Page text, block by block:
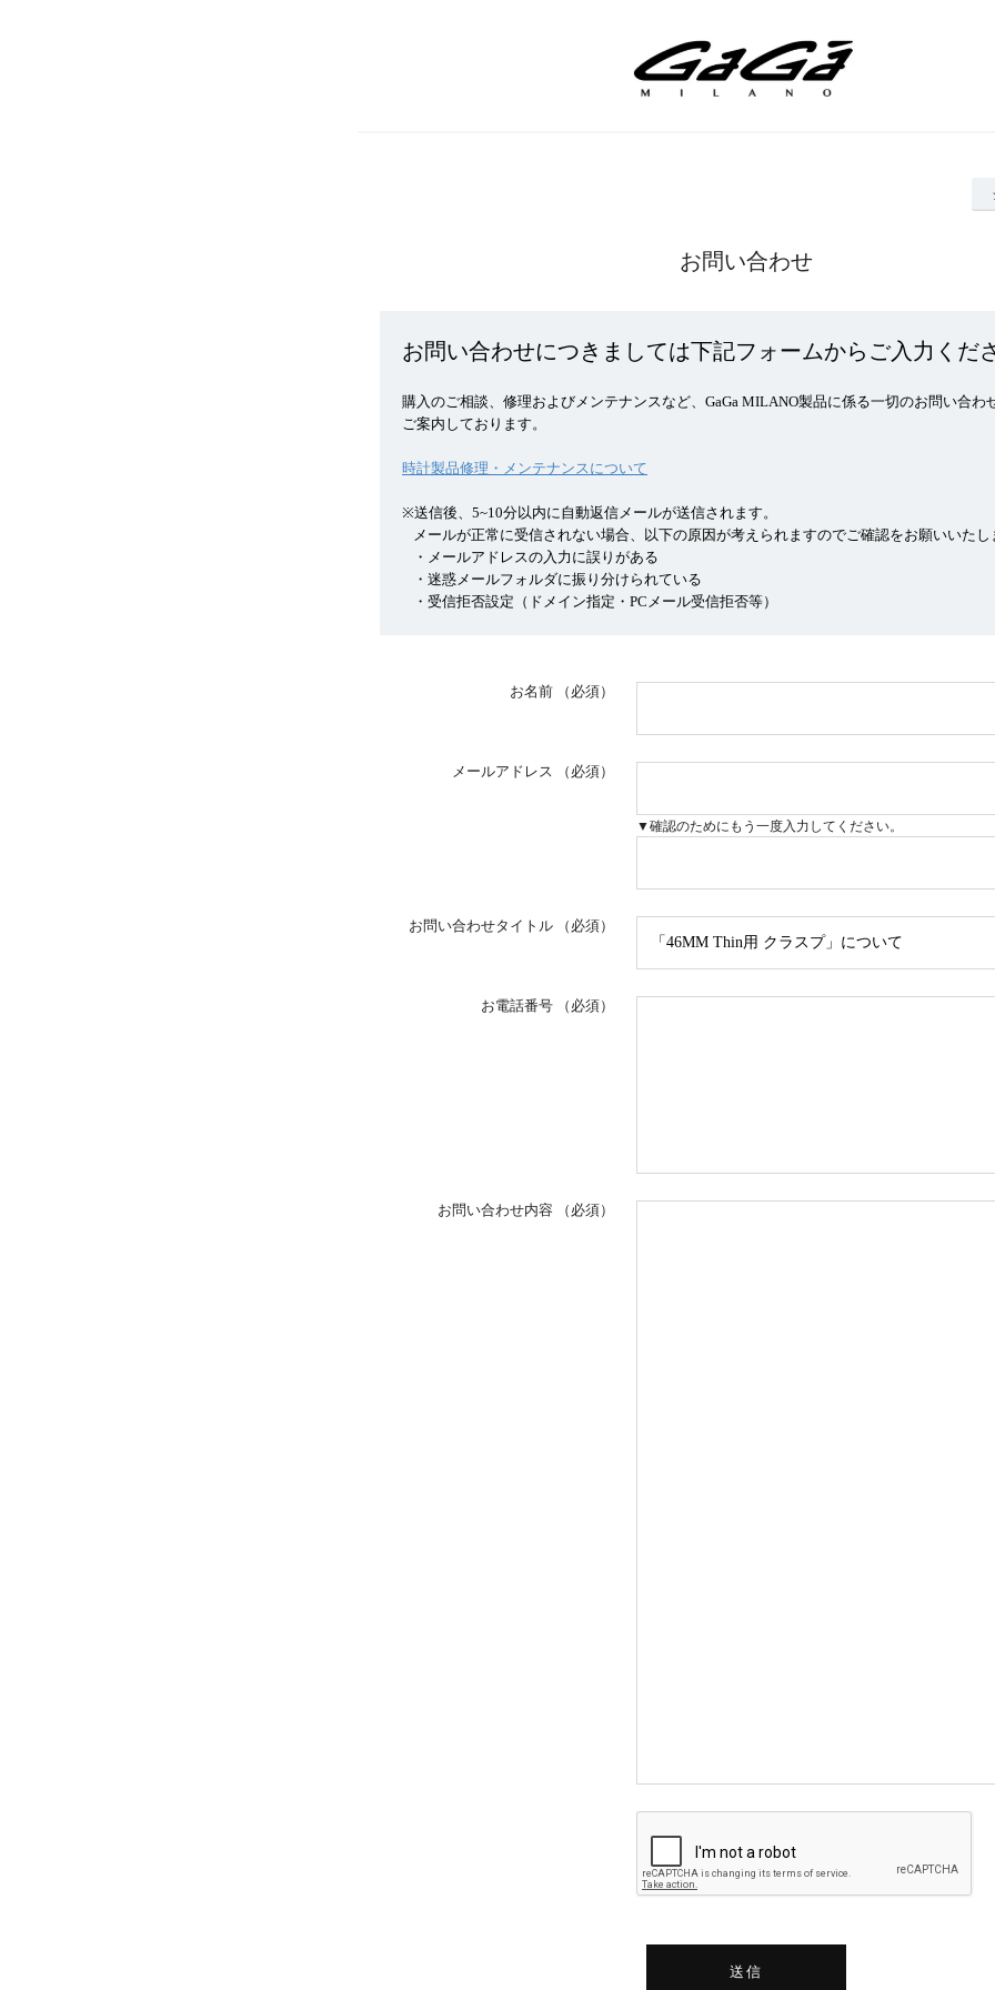
お問い合わせ
お問い合わせにつきましては下記フォームからご入力くだ
購入のご相談、修理およびメンテナンスなど、GaGa MILANO製品に係る一切のお問い合わ
ご案内しております。
時計製品修理・メンテナンスについて
※送信後、5~10分以内に自動返信メールが送信されます。
メールが正常に受信されない場合、以下の原因が考えられますのでご確認をお願いいたし
・メールアドレスの入力に誤りがある
・迷惑メールフォルダに振り分けられている
・受信拒否設定（ドメイン指定・PCメール受信拒否等）
お名前 （必須）
メールアドレス （必須）
▼確認のためにもう一度入力してください。
お問い合わせタイトル （必須）
お電話番号 （必須）
お問い合わせ内容 （必須）